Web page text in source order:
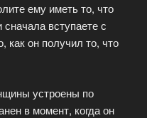
ему иметь то, что
вступаете с
как он получил то, что
устроены по
в момент, когда он